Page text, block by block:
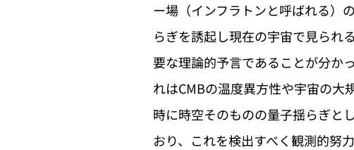
ー場（インフラトンと呼ばれる）
らぎを誘起し現在の宇宙で見られ
要な理論的予言であることが分か
れはCMBの温度異方性や宇宙の大
時に時空そのものの量子揺らぎと
おり、これを検出すべく観測的努